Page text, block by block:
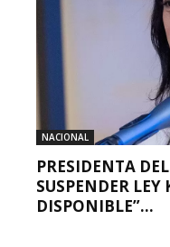
NACIONAL
PRESIDENTA
SUSPENDER
DISPONIBLE”...